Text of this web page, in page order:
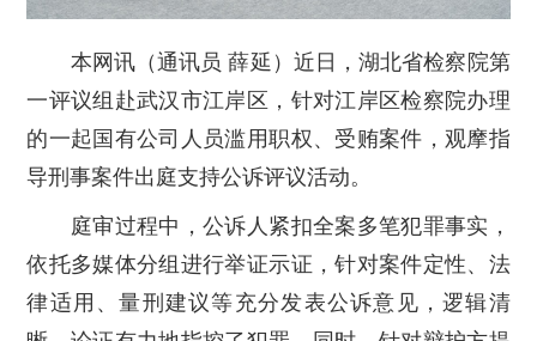
本网讯（通讯员 薛延）近日，湖北省检察院第
一评议组赴武汉市江岸区，针对江岸区检察院办理
的一起国有公司人员滥用职权、受贿案件，观摩指
导刑事案件出庭支持公诉评议活动。
庭审过程中，公诉人紧扣全案多笔犯罪事实，
依托多媒体分组进行举证示证，针对案件定性、法
律适用、量刑建议等充分发表公诉意见，逻辑清